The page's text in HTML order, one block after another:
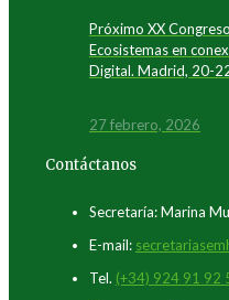
Próximo XX
Ecosistemas en
Digital. Madrid, 20-
27 febrero, 2026
Contáctanos
Secretaría: Marina
E-mail:
Tel. (+34) 924 91 92